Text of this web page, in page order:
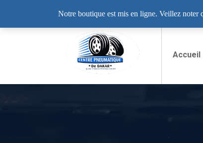
Lundi - Samedi: 8:00 - 19:00 12
Accueil
Notre boutique est mis en ligne. Veillez noter